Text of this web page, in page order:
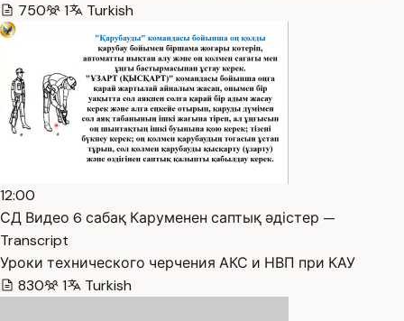
750
1 Turkish
12:00
СД Видео 6 сабақ Каруменен саптық әдістер —
Transcript
Уроки технического черчения АКС и НВП при КАУ
830
1 Turkish